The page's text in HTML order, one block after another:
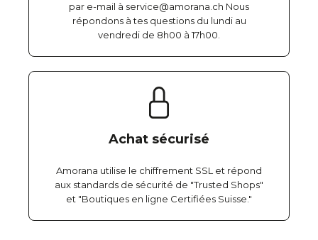
par e-mail à service@amorana.ch Nous
répondons à tes questions du lundi au
vendredi de 8h00 à 17h00.
Achat sécurisé
Amorana utilise le chiffrement SSL et répond
aux standards de sécurité de "Trusted Shops"
et "Boutiques en ligne Certifiées Suisse."